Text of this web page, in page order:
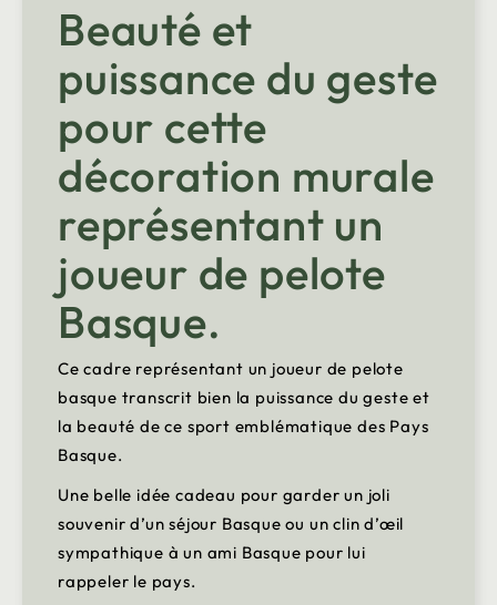
Beauté et
puissance du geste
pour cette
décoration murale
représentant un
joueur de pelote
Basque.
Ce cadre représentant un joueur de pelote
basque transcrit bien la puissance du geste et
la beauté de ce sport emblématique des Pays
Basque.
Une belle idée cadeau pour garder un joli
souvenir d’un séjour Basque ou un clin d’œil
sympathique à un ami Basque pour lui
rappeler le pays.